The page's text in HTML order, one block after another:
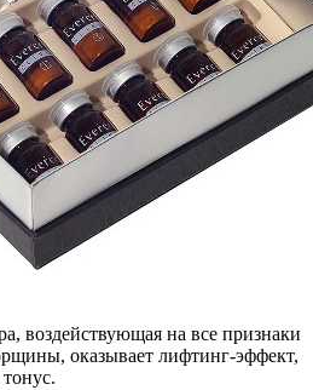
воздействующая на все признаки
оказывает лифтинг-эффект,